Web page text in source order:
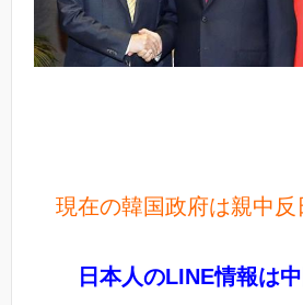
現在の韓国政府は親中反
日本人のLINE情報は